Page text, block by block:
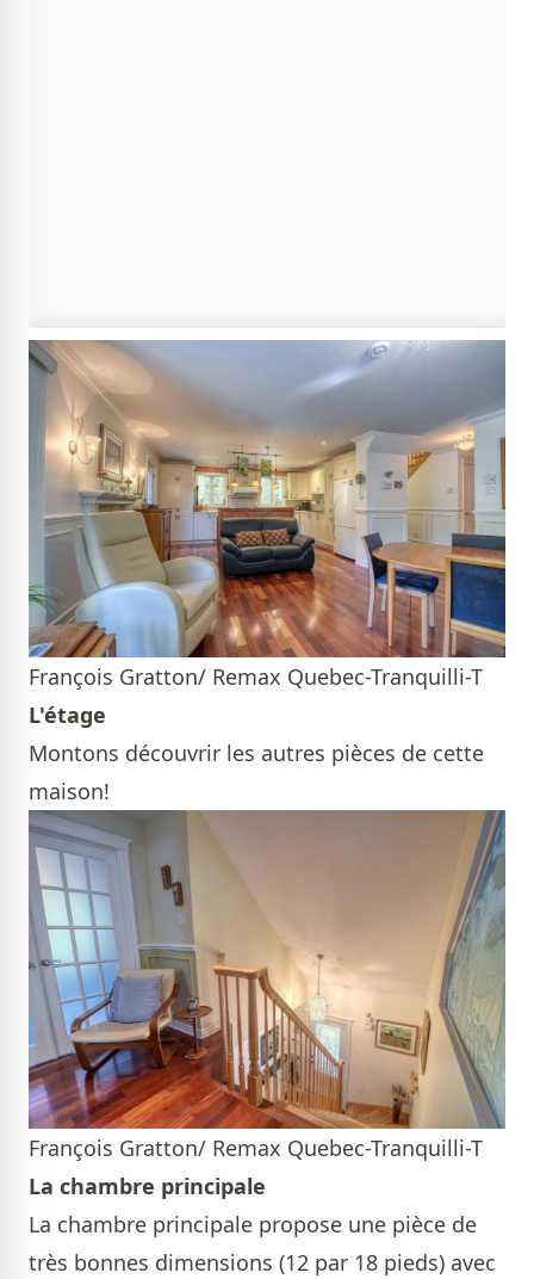
François Gratton/ Remax Quebec-Tranquilli-T
L'étage
Montons découvrir les autres pièces de cette
maison!
François Gratton/ Remax Quebec-Tranquilli-T
La chambre principale
La chambre principale propose une pièce de
très bonnes dimensions (12 par 18 pieds) avec